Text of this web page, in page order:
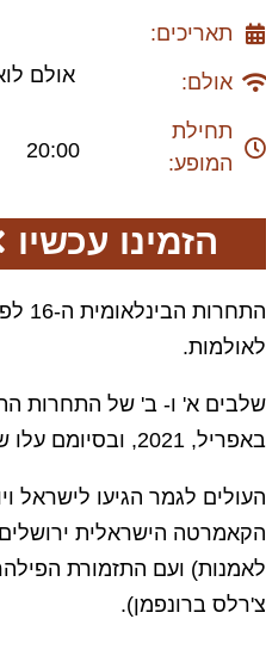
תאריכים:
אולם: אולם
תחילת
המופע:
20:00
הזמינו עכשיו
לאולמות.
באפריל, 2021, ובסיומם עלו ששה פסנתרנים לשלב הגמר.
העולים לגמר הגיעו לישראל
הקאמרטה הישראלית
לאמנות) ועם התזמורת
צ'רלס ברונפמן).